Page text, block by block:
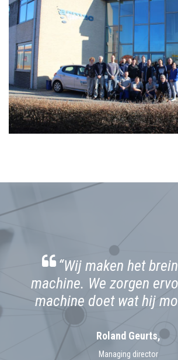
“Wij maken het
machine. We zorgen
machine doet wat hij
Roland Geurts,
Managing director